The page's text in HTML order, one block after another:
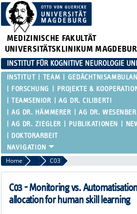
MEDIZINISCHE FAKULTÄT
UNIVERSITÄTSKLINIKUM
INSTITUT FÜR KOGNITIVE NEUROLOGIE
INSTITUT TEAM
FORSCHUNG
PROJEKTE &
TEAMSENIOR
AG DR. CILIBERTI
AG DR. HÄMMERER
AG DR.
AG DR. ZIEGLER
PUBLIKATIONEN
DOKTORARBEIT
Home SFB 1436
C03
C03 - Monitoring vs.
allocation for human skill learning